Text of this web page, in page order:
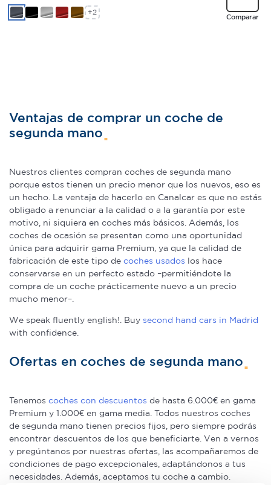
Comparar
+2
Ventajas de comprar un coche de
segunda mano
Nuestros clientes compran coches de segunda mano
porque estos tienen un precio menor que los nuevos, eso es
un hecho. La ventaja de hacerlo en Canalcar es que no estás
obligado a renunciar a la calidad o a la garantía por este
motivo, ni siquiera en coches más básicos. Además, los
coches de ocasión se presentan como una oportunidad
única para adquirir gama Premium, ya que la calidad de
fabricación de este tipo de coches usados los hace
conservarse en un perfecto estado –permitiéndote la
compra de un coche prácticamente nuevo a un precio
mucho menor–.
We speak fluently english!. Buy second hand cars in Madrid
with confidence.
Ofertas en coches de segunda mano
Tenemos coches con descuentos de hasta 6.000€ en gama
Premium y 1.000€ en gama media. Todos nuestros coches
de segunda mano tienen precios fijos, pero siempre podrás
encontrar descuentos de los que beneficiarte. Ven a vernos
y pregúntanos por nuestras ofertas, las acompañaremos de
condiciones de pago excepcionales, adaptándonos a tus
necesidades. Además, aceptamos tu coche a cambio.